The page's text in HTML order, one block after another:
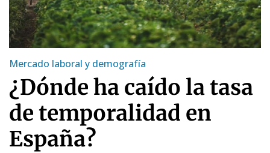
Mercado laboral y demografía
¿Dónde ha caído la tasa
de temporalidad en
España?